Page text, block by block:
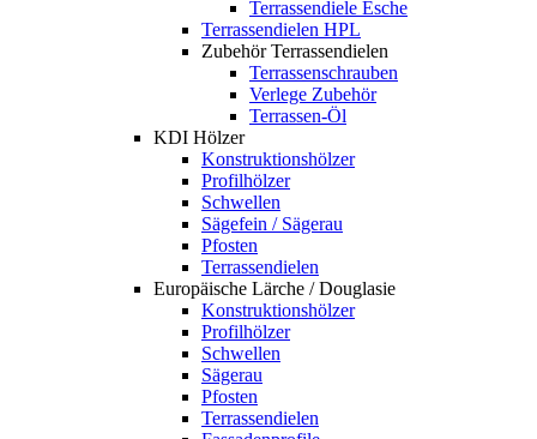
Terrassendiele Esche
Terrassendielen HPL
Zubehör Terrassendielen
Terrassenschrauben
Verlege Zubehör
Terrassen-Öl
KDI Hölzer
Konstruktionshölzer
Profilhölzer
Schwellen
Sägefein / Sägerau
Pfosten
Terrassendielen
Europäische Lärche / Douglasie
Konstruktionshölzer
Profilhölzer
Schwellen
Sägerau
Pfosten
Terrassendielen